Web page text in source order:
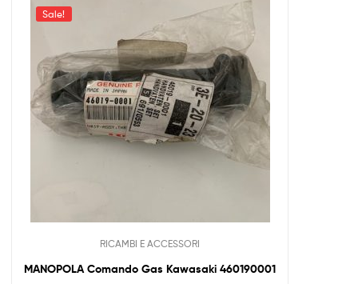
Sale!
RICAMBI E ACCESSORI
MANOPOLA Comando Gas Kawasaki 460190001